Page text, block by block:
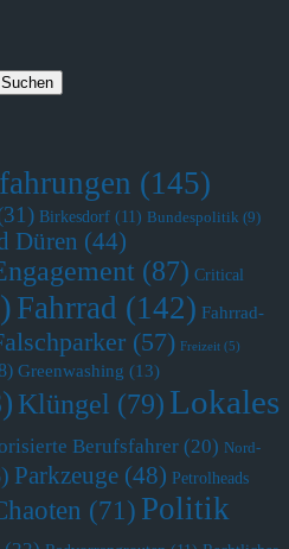
(145)
Birkesdorf (11) Bundespolitik (9)
Düren (44)
(87) Critical
Fahrrad (142) Fahrrad-
(57) Freizeit (5)
Greenwashing (13)
Klüngel (79) Lokales
Berufsfahrer (20) Nord-
Parkzeuge (48) Petrolheads
(71) Politik